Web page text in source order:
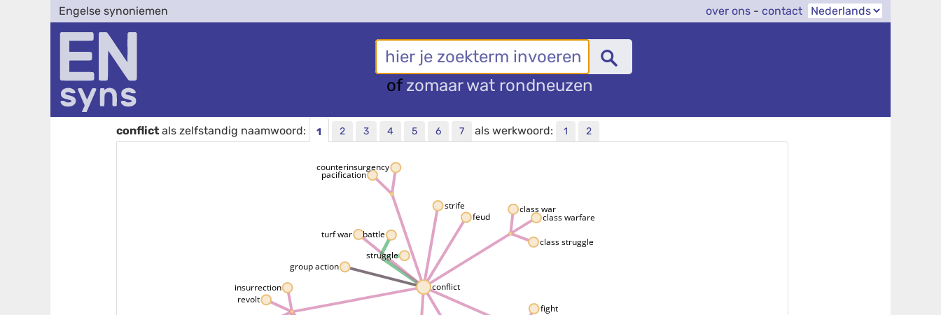
Engelse synoniemen over ons - contact
of zomaar wat rondneuzen
conflict als zelfstandig naamwoord: 1 2 3 4 5 6 7 als werkwoord: 1 2
conflict
battle
struggle
group action
class struggle
class war
class warfare
insurrection
revolt
counterinsurgency
pacification
strife
turf war
fight
feud